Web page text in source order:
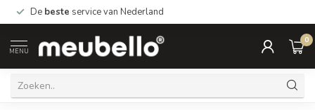
De beste service van Nederland
MENU
0